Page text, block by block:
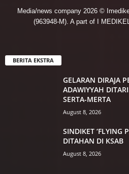
Media/news company 2026 ©
(963948-M). A part of I
BERITA EKSTRA
GELARAN DIRAJA
ADAWIYYAH
SERTA-MERTA
August 8, 2026
SINDIKET ‘FLYING
DITAHAN DI KSAB
August 8, 2026